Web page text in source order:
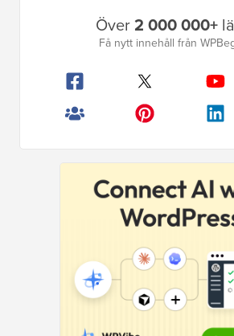
Över2 000 000+
Få nytt innehåll från